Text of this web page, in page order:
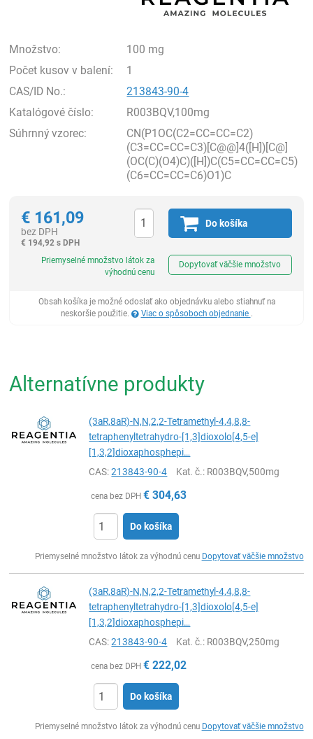
Množstvo:
100 mg
Počet kusov v balení:
1
CAS/ID No.:
213843-90-4
Katalógové číslo:
R003BQV,100mg
Súhrnný vzorec:
CN(P1OC(C2=CC=CC=C2)
(C3=CC=CC=C3)[C@@]4([H])[C@]
(OC(C)(O4)C)([H])C(C5=CC=CC=C5)
(C6=CC=CC=C6)O1)C
€ 161,09
bez DPH
€ 194,92 s DPH
Do košíka
Priemyselné množstvo látok za
výhodnú cenu
Dopytovať väčšie množstvo
Obsah košíka je možné odoslať ako objednávku alebo stiahnuť na
neskoršie použitie.
Viac o spôsoboch objednanie .
Alternatívne produkty
(3aR,8aR)-N,N,2,2-Tetramethyl-4,4,8,8-
tetraphenyltetrahydro-[1,3]dioxolo[4,5-e]
[1,3,2]dioxaphosphepi…
CAS:213843-90-4 Kat. č.: R003BQV,500mg
cena bez DPH € 304,63
Do košíka
Priemyselné množstvo látok za výhodnú cenu Dopytovať väčšie množstvo
(3aR,8aR)-N,N,2,2-Tetramethyl-4,4,8,8-
tetraphenyltetrahydro-[1,3]dioxolo[4,5-e]
[1,3,2]dioxaphosphepi…
CAS:213843-90-4 Kat. č.: R003BQV,250mg
cena bez DPH € 222,02
Do košíka
Priemyselné množstvo látok za výhodnú cenu Dopytovať väčšie množstvo